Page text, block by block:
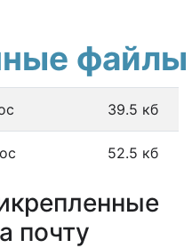
файлы
39.5 кб
52.5 кб
почту